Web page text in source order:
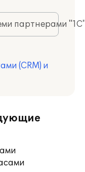
партнерами
(CRM) и